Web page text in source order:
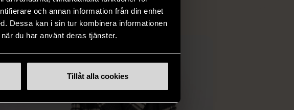
och annan information från din enhet
Dessa kan i sin tur kombinera informationen
du har använt deras tjänster.
Tillåt alla cookies
denna